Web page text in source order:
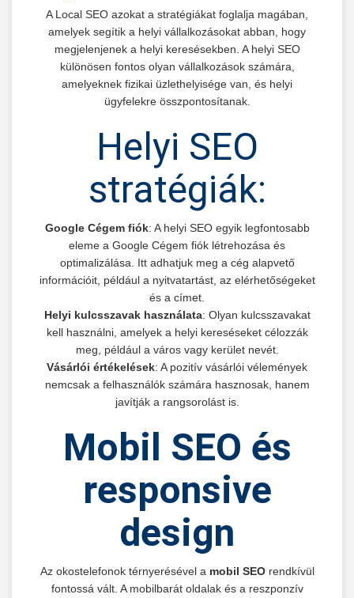
A Local SEO azokat a stratégiákat foglalja magában,
amelyek segítik a helyi vállalkozásokat abban, hogy
megjelenjenek a helyi keresésekben. A helyi SEO
különösen fontos olyan vállalkozások számára,
amelyeknek fizikai üzlethelyisége van, és helyi
ügyfelekre összpontosítanak.
Helyi SEO
stratégiák:
Google Cégem fiók: A helyi SEO egyik legfontosabb
eleme a Google Cégem fiók létrehozása és
optimalizálása. Itt adhatjuk meg a cég alapvető
információit, például a nyitvatartást, az elérhetőségeket
és a címet.
Helyi kulcsszavak használata: Olyan kulcsszavakat
kell használni, amelyek a helyi kereséseket célozzák
meg, például a város vagy kerület nevét.
Vásárlói értékelések: A pozitív vásárlói vélemények
nemcsak a felhasználók számára hasznosak, hanem
javítják a rangsorolást is.
Mobil SEO és
responsive
design
Az okostelefonok térnyerésével a mobil SEOrendkívül
fontossá vált. A mobilbarát oldalak és a reszponzív